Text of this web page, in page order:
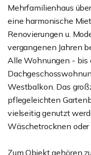
Mehrfamilienhaus
eine harmonische
Renovierungen u.
vergangenen Jahren
Alle Wohnungen - bis
Westbalkon. Das
pflegeleichten
vielseitig genutzt
Wäschetrocknen oder
Zum Objekt gehören